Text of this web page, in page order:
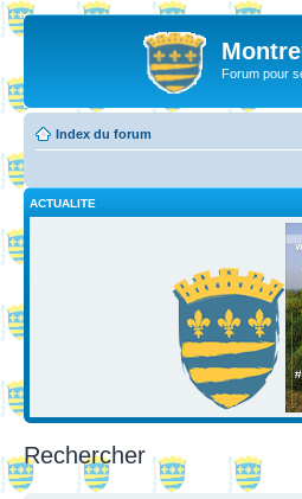
Forum pour
Index du forum
ACTUALITE
Rechercher